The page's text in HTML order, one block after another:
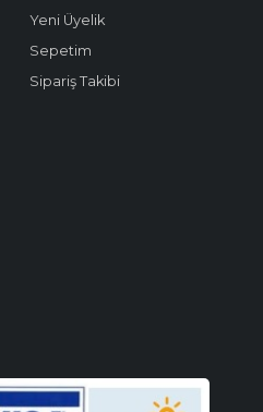
Yeni Üyelik
Sepetim
Sipariş Takibi